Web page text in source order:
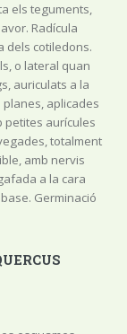
els teguments,
Radícula
dels cotiledons.
o lateral quan
auriculats a la
aplicades
petites aurícules
totalment
amb nervis
a la cara
Germinació